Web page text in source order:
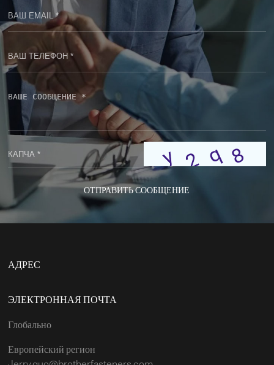
ОТПРАВИТЬ СООБЩЕНИЕ
АДРЕС
ЭЛЕКТРОННАЯ ПОЧТА
Глобально
Европейский регион